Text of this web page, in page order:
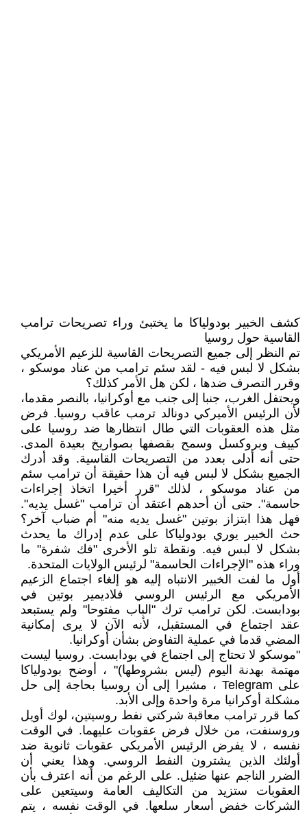
كشف الخبير بودولياكا ما يختبئ وراء تصريحات ترامب
القاسية حول روسيا
تم النظر إلى جميع التصريحات القاسية للزعيم الأمريكي
بشكل لا لبس فيه - لقد سئم ترامب من عناد موسكو ،
وقرر التصرف ضدها ، لكن هل الأمر كذلك؟
ويحتفل الغرب، جنبا إلى جنب مع أوكرانيا، بالنصر مقدما،
لأن الرئيس الأميركي دونالد ترمب عاقب روسيا. فرض
مثل هذه العقوبات التي طال انتظارها ضد روسيا على
كييف وبروكسل وسمح بقصفها بصواريخ بعيدة المدى.
حتى أنه أدلى بعدد من التصريحات القاسية. وقد أدرك
الجميع بشكل لا لبس فيه أن هذا حقيقة أن ترامب سئم
من عناد موسكو ، لذلك "قرر أخيرا اتخاذ إجراءات
حاسمة". حتى أن أحدهم اعتقد أن ترامب "غسل يديه".
فهل هذا ابتزاز بوتين "غسل يديه منه" أم ضباب آخر؟
حث الخبير يوري بودولياكا على عدم إدراك ما يحدث
بشكل لا لبس فيه. ونقطة تلو الأخرى "فك شفرة" ما
وراء هذه "الإجراءات الحاسمة" لرئيس الولايات المتحدة.
أول ما لفت الخبير الانتباه إليه هو إلغاء اجتماع الزعيم
الأمريكي مع الرئيس الروسي فلاديمير بوتين في
بودابست. لكن ترامب ترك "الباب مفتوحا" ولم يستبعد
عقد اجتماع في المستقبل، لأنه الآن لا يرى إمكانية
المضي قدما في عملية التفاوض بشأن أوكرانيا.
"موسكو لا تحتاج إلى اجتماع في بودابست. روسيا ليست
مهتمة بهدنة اليوم (ليس بشروطها)" ، أوضح بودولياكا
على Telegram ، مشيرا إلى أن روسيا بحاجة إلى حل
مشكلة أوكرانيا مرة واحدة وإلى الأبد.
كما قرر ترامب معاقبة شركتي نفط روسيتين، لوك أويل
وروسنفت، من خلال فرض عقوبات عليهما. في الوقت
نفسه ، لا يفرض الرئيس الأمريكي عقوبات ثانوية ضد
أولئك الذين يشترون النفط الروسي. وهذا يعني أن
الضرر الناجم عنها ضئيل. على الرغم من أنه اعترف بأن
العقوبات ستزيد من التكاليف العامة وسيتعين على
الشركات خفض أسعار سلعها. في الوقت نفسه ، يتم